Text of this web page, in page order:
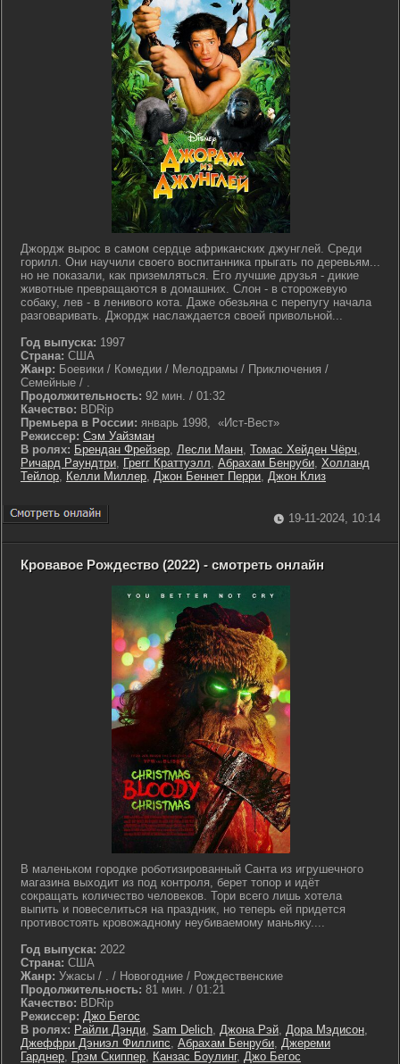
Джордж вырос в самом сердце африканских джунглей. Среди
горилл. Они научили своего воспитанника прыгать по деревьям...
но не показали, как приземляться. Его лучшие друзья - дикие
животные превращаются в домашних. Слон - в сторожевую
собаку, лев - в ленивого кота. Даже обезьяна с перепугу начала
разговаривать. Джордж наслаждается своей привольной...
Год выпуска: 1997
Страна: США
Жанр: Боевики / Комедии / Мелодрамы / Приключения /
Семейные / .
Продолжительность: 92 мин. / 01:32
Качество: BDRip
Премьера в России: январь 1998, «Ист-Вест»
Режиссер: Сэм Уайзман
В ролях: Брендан Фрейзер, Лесли Манн, Томас Хейден Чёрч,
Ричард Раундтри, Грегг Краттуэлл, Абрахам Бенруби, Холланд
Тейлор, Келли Миллер, Джон Беннет Перри, Джон Клиз
19-11-2024, 10:14
Кровавое Рождество (2022) - смотреть онлайн
В маленьком городке роботизированный Санта из игрушечного
магазина выходит из под контроля, берет топор и идёт
сокращать количество человеков. Тори всего лишь хотела
выпить и повеселиться на праздник, но теперь ей придется
противостоять кровожадному неубиваемому маньяку....
Год выпуска: 2022
Страна: США
Жанр: Ужасы / . / Новогодние / Рождественские
Продолжительность: 81 мин. / 01:21
Качество: BDRip
Режиссер: Джо Бегос
В ролях: Райли Дэнди, Sam Delich, Джона Рэй, Дора Мэдисон,
Джеффри Дэниэл Филлипс, Абрахам Бенруби, Джереми
Гарднер, Грэм Скиппер, Канзас Боулинг, Джо Бегос